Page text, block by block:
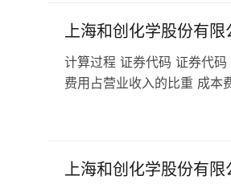
上海和创化学股份有限
计算过程 证券代码 证券代
费用占营业收入的比重 成
上海和创化学股份有限